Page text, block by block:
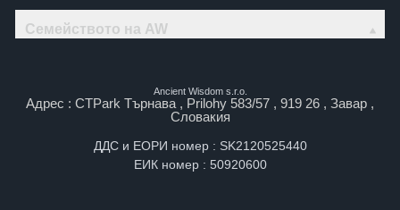
Семейството на AW
Ancient Wisdom s.r.o.
Адрес : CTPark Търнава , Prilohy 583/57 , 919 26 , Завар ,
Словакия
ДДС и ЕОРИ номер : SK2120525440
ЕИК номер : 50920600